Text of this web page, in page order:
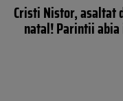
Cristi Nistor, asaltat
natal! Parintii